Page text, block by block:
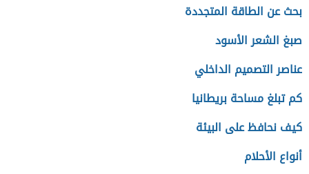
بحث عن الطاقة المتجددة
صبغ الشعر الأسود
عناصر التصميم الداخلي
كم تبلغ مساحة بريطانيا
كيف نحافظ على البيئة
أنواع الأحلام